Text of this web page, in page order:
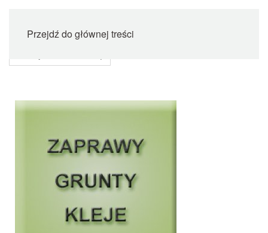
Przejdź do głównej treści